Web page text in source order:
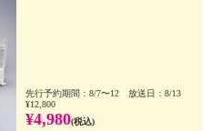
先行予約期間：8/7〜12 放送日：8/13
¥12,800
¥4,980(税込)